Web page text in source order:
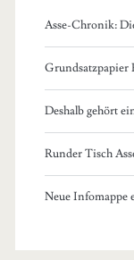
Asse-Chronik:
Grundsatzpapier
Deshalb gehört
Runder Tisch
Neue Infomappe